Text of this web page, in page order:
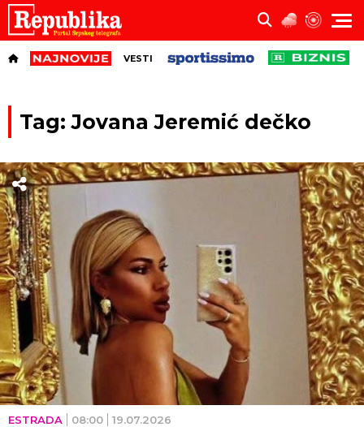
VESTI
Tag: Jovana Jeremić dečko
ESTRADA 08:00 19.07.2026